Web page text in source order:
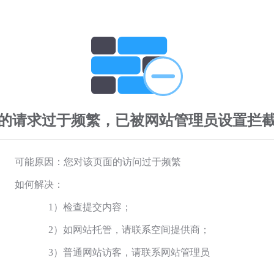
请求过于频繁，已被网站管理员设置拦
可能原因：您对该页面的访问过于频繁
如何解决：
1）检查提交内容；
2）如网站托管，请联系空间提供商；
3）普通网站访客，请联系网站管理员